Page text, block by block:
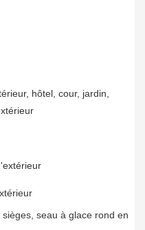
hôtel, cour, jardin,